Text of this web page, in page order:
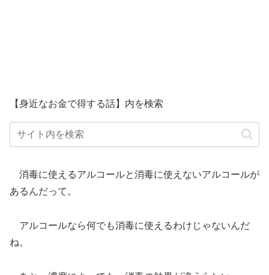
【身近なお金で得する話】内を検索
消毒に使えるアルコールと消毒に使えないアルコールが
あるんだって。
アルコールなら何でも消毒に使えるわけじゃないんだ
ね。